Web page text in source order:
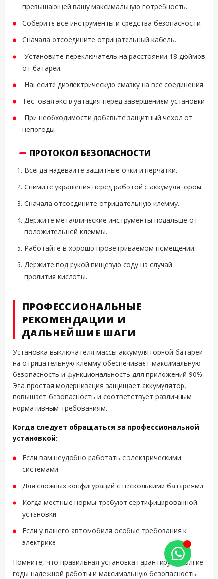
превышающей вашу максимальную потребность.
Соберите все инструменты и средства безопасности.
Сначала отсоедините отрицательный кабель.
Установите переключатель на расстоянии 18 дюймов
от батареи.
Нанесите диэлектрическую смазку на все соединения.
Тестовая эксплуатация перед завершением установки
При необходимости добавьте защитный чехол от
непогоды.
ПРОТОКОЛ БЕЗОПАСНОСТИ
Всегда надевайте защитные очки и перчатки.
Снимите украшения перед работой с аккумулятором.
Сначала отсоедините отрицательную клемму.
Держите металлические инструменты подальше от
положительной клеммы.
Работайте в хорошо проветриваемом помещении.
Держите под рукой пищевую соду на случай
пролития кислоты.
ПРОФЕССИОНАЛЬНЫЕ
РЕКОМЕНДАЦИИ И
ДАЛЬНЕЙШИЕ ШАГИ
Установка выключателя массы аккумуляторной батареи
на отрицательную клемму обеспечивает максимальную
безопасность и функциональность для приложений 90%.
Эта простая модернизация защищает аккумулятор,
повышает безопасность и соответствует различным
нормативным требованиям.
Когда следует обращаться за профессиональной
установкой:
Если вам неудобно работать с электрическими
системами
Для сложных конфигураций с несколькими батареями
Когда местные нормы требуют сертифицированной
установки
Если у вашего автомобиля особые требования к
электрике
Помните, что правильная установка гарантирует долгие
годы надежной работы и максимальную безопасность.